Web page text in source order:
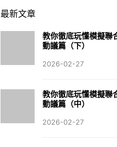
2026-02-27
教你徹底玩懂模擬聯
2026-02-27
教你徹底玩懂模擬聯